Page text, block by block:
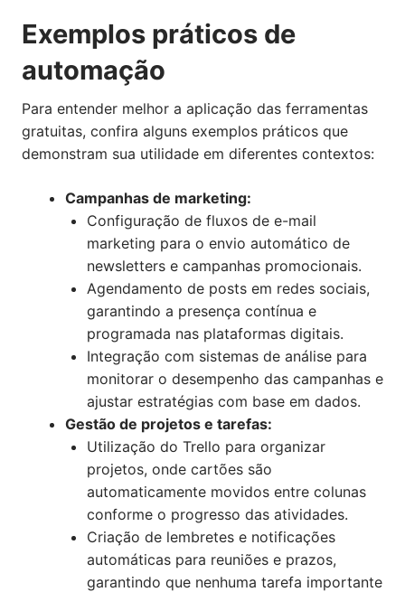
Exemplos práticos de
automação
Para entender melhor a aplicação das ferramentas
gratuitas, confira alguns exemplos práticos que
demonstram sua utilidade em diferentes contextos:
Campanhas de marketing:
Configuração de fluxos de e-mail
marketing para o envio automático de
newsletters e campanhas promocionais.
Agendamento de posts em redes sociais,
garantindo a presença contínua e
programada nas plataformas digitais.
Integração com sistemas de análise para
monitorar o desempenho das campanhas e
ajustar estratégias com base em dados.
Gestão de projetos e tarefas:
Utilização do Trello para organizar
projetos, onde cartões são
automaticamente movidos entre colunas
conforme o progresso das atividades.
Criação de lembretes e notificações
automáticas para reuniões e prazos,
garantindo que nenhuma tarefa importante